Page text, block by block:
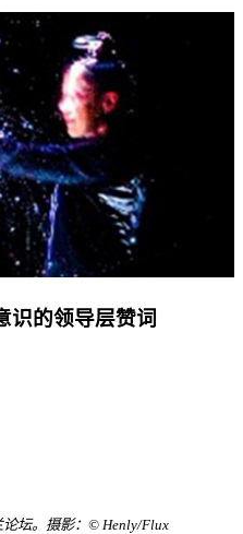
识的领导层赞词
坛。摄影：© Henly/Flux